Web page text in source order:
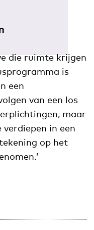
die ruimte krijgen
is
een
van een los
maar
in een
op het